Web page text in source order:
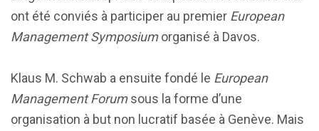
ont été conviés à participer au premier European
Management Symposiumorganisé à Davos.
Klaus M. Schwab a ensuite fondé le European
Management Forumsous la forme d’une
organisation à but non lucratif basée à Genève. Mais